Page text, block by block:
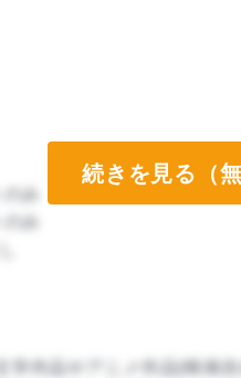
み
み
学作品やアニメ作品(映画
続きを見る（無